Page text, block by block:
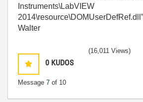
Instruments\LabVIEW
Walter
0 KUDOS
Message 7 of 10
(16,011 Views)